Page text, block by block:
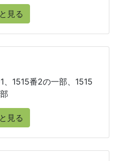
見る
、1515番2の一部、1515
見る